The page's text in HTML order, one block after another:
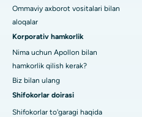
Ommaviy axborot vositalari bilan
aloqalar
Korporativ hamkorlik
Nima uchun Apollon bilan
hamkorlik qilish kerak?
Biz bilan ulang
Shifokorlar doirasi
Shifokorlar to'garagi haqida